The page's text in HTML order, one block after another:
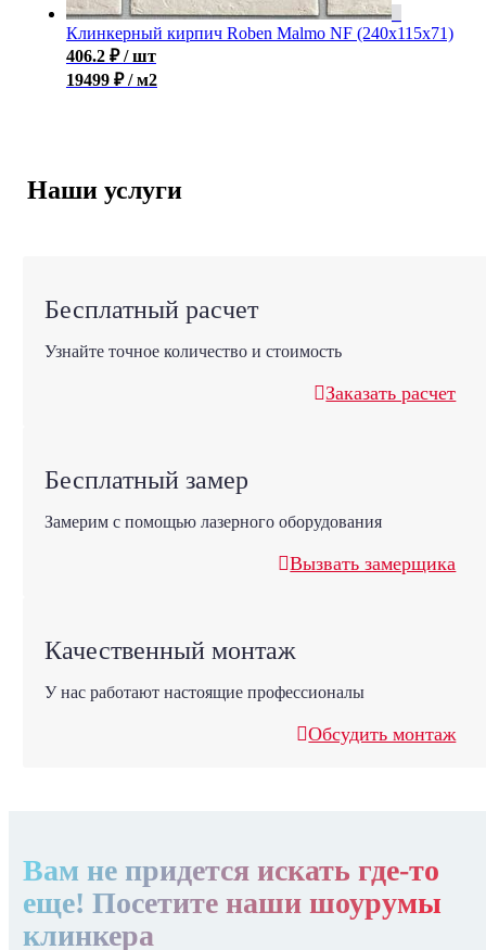
Клинкерный кирпич Roben Malmo NF (240x115x71)
406.2 ₽ / шт
19499 ₽ / м2
Наши услуги
Бесплатный расчет
Узнайте точное количество и стоимость
Заказать расчет
Бесплатный замер
Замерим с помощью лазерного оборудования
Вызвать замерщика
Качественный монтаж
У нас работают настоящие профессионалы
Обсудить монтаж
Вам не придется искать где-то
еще! Посетите наши шоурумы
клинкера